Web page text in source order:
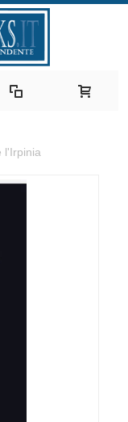
l'Irpinia